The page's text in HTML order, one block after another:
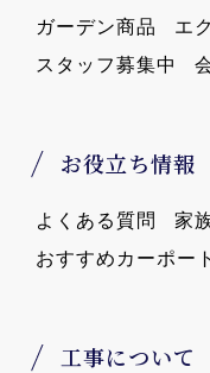
ガーデン商品
エ
スタッフ募集中
お役立ち情報
よくある質問
家
おすすめカーポー
工事について